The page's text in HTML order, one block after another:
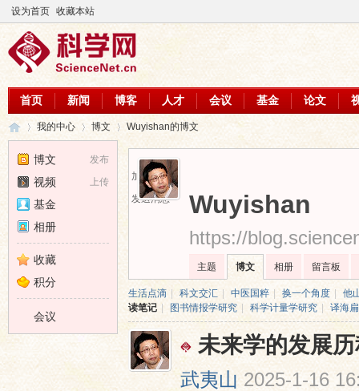
设为首页 收藏本站
首页 新闻 博客 人才 会议 基金 论文
›
我的中心 博文 Wuyishan的博文
加为好友
发送消息
Wuyishan
https://
主题 博文 相册 留言板
生活点滴 科文交汇 中医国粹 换一个角度
他
读笔记 | 图书情报学研究 科学计量学研究 译海
未来学的发展
武夷山 2025-1-16
发布
博文
上传
视频
基金
相册
收藏
积分
会议